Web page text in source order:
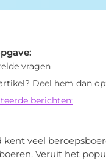
vragen
Deel hem dan op:
berichten:
kent veel
Veruit het